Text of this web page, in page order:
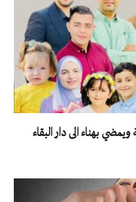
بهناء الى دار البقاء